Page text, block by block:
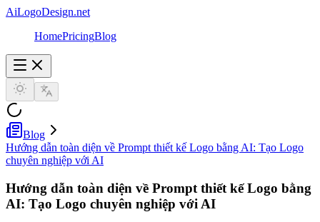
AiLogoDesign.net
HomePricingBlog
Blog
Hướng dẫn toàn diện về Prompt thiết kế Logo bằng AI: Tạo Logo
chuyên nghiệp với AI
Hướng dẫn toàn diện về Prompt thiết kế Logo bằng
AI: Tạo Logo chuyên nghiệp với AI